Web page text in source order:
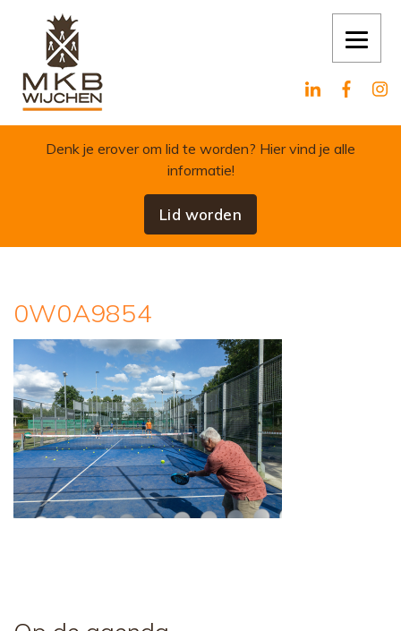
Skip to content
Denk je erover om lid te worden? Hier vind je alle
informatie!
Lid worden
0W0A9854